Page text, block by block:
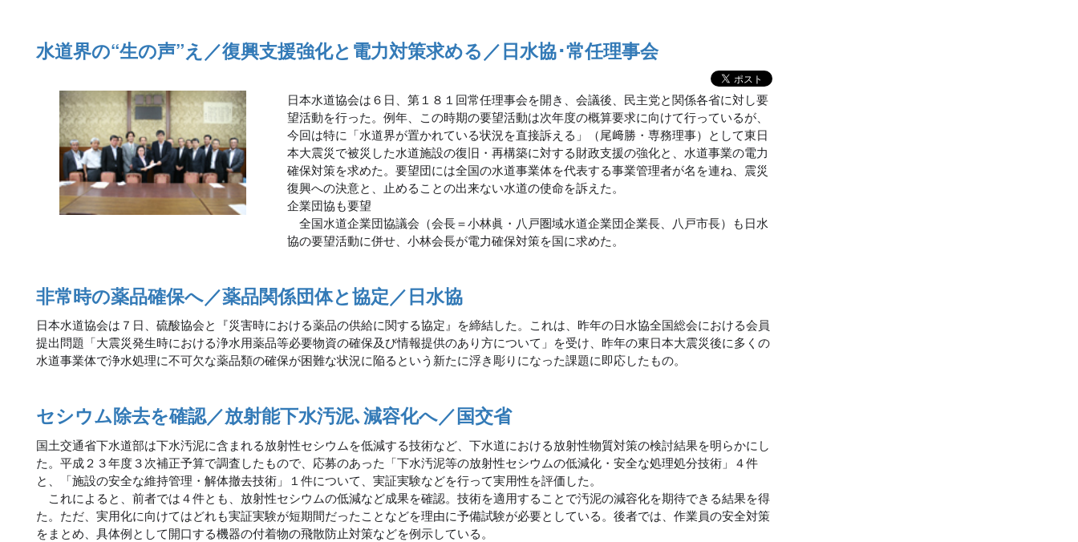
水道界の“生の声”え／復興支援強化と電力対策求める／日水協･常任理事会
日本水道協会は６日、第１８１回常任理事会を開き、会議後、民主党と関係各省に対し要
望活動を行った。例年、この時期の要望活動は次年度の概算要求に向けて行っているが、
今回は特に「水道界が置かれている状況を直接訴える」（尾﨑勝・専務理事）として東日
本大震災で被災した水道施設の復旧・再構築に対する財政支援の強化と、水道事業の電力
確保対策を求めた。要望団には全国の水道事業体を代表する事業管理者が名を連ね、震災
復興への決意と、止めることの出来ない水道の使命を訴えた。
企業団協も要望
全国水道企業団協議会（会長＝小林眞・八戸圏域水道企業団企業長、八戸市長）も日水
協の要望活動に併せ、小林会長が電力確保対策を国に求めた。
非常時の薬品確保へ／薬品関係団体と協定／日水協
日本水道協会は７日、硫酸協会と『災害時における薬品の供給に関する協定』を締結した。これは、昨年の日水協全国総会における会員
提出問題「大震災発生時における浄水用薬品等必要物資の確保及び情報提供のあり方について」を受け、昨年の東日本大震災後に多くの
水道事業体で浄水処理に不可欠な薬品類の確保が困難な状況に陥るという新たに浮き彫りになった課題に即応したもの。
セシウム除去を確認／放射能下水汚泥､減容化へ／国交省
国土交通省下水道部は下水汚泥に含まれる放射性セシウムを低減する技術など、下水道における放射性物質対策の検討結果を明らかにし
た。平成２３年度３次補正予算で調査したもので、応募のあった「下水汚泥等の放射性セシウムの低減化・安全な処理処分技術」４件
と、「施設の安全な維持管理・解体撤去技術」１件について、実証実験などを行って実用性を評価した。
これによると、前者では４件とも、放射性セシウムの低減など成果を確認。技術を適用することで汚泥の減容化を期待できる結果を得
た。ただ、実用化に向けてはどれも実証実験が短期間だったことなどを理由に予備試験が必要としている。後者では、作業員の安全対策
をまとめ、具体例として開口する機器の付着物の飛散防止対策などを例示している。